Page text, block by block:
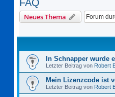
FAQ
Neues Thema
In Schnapper wurde
Letzter Beitrag von Robert
Mein Lizenzcode ist
Letzter Beitrag von Robert